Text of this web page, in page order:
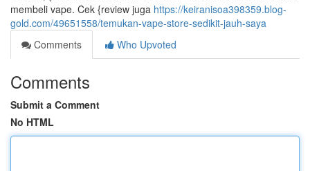
membeli vape. Cek {review juga https://keiranisoa398359.blog-
gold.com/49651558/temukan-vape-store-sedikit-jauh-saya
Comments
Who Upvoted
Comments
Submit a Comment
No HTML